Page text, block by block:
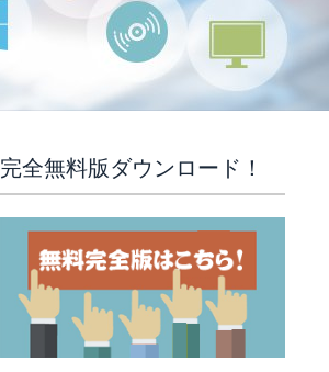
完全無料版ダウンロード！